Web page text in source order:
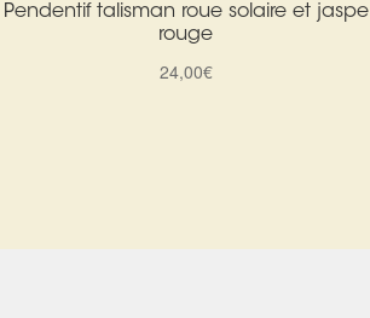
Pendentif talisman roue solaire et jaspe
rouge
24,00€